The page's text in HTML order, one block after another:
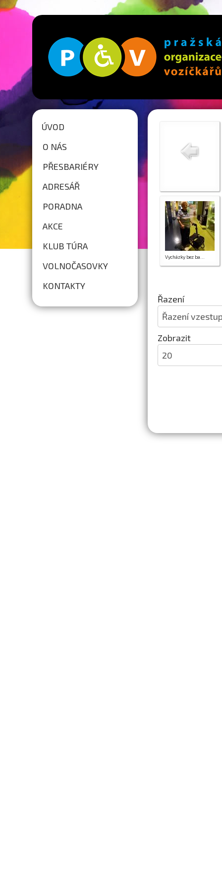
ÚVOD
O NÁS
PŘESBARIÉRY
ADRESÁŘ
PORADNA
AKCE
KLUB TÚRA
VOLNOČASOVKY
KONTAKTY
Vycházky bez ba...
Řazení